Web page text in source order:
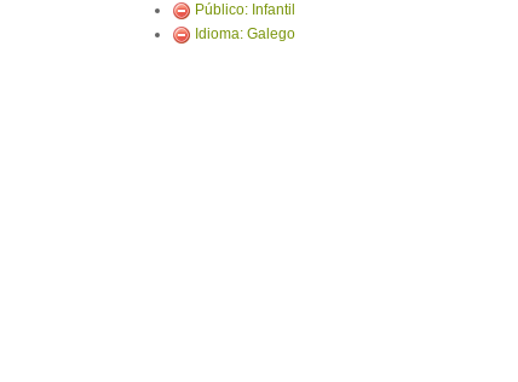
Público: Infantil
Idioma: Galego